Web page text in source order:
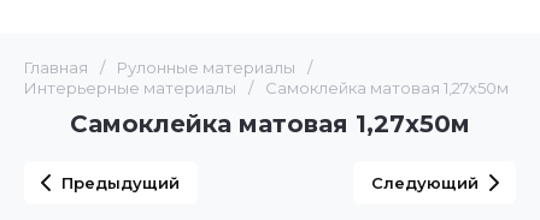
Главная / Рулонные материалы
/
Интерьерные материалы
/ Самоклейка матовая 1,27х50м
Самоклейка матовая 1,27х50м
Предыдущий Следующий